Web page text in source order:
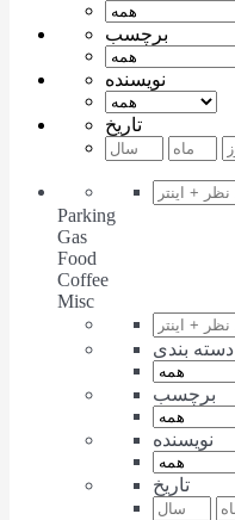
برچسب
نویسنده
تاریخ
Parking
Gas
Food
Coffee
Misc
دسته بندی
برچسب
نویسنده
تاریخ